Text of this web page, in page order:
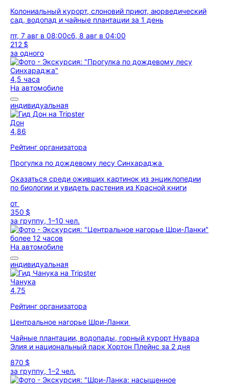
Колониальный курорт, слоновий приют, аюрведический
сад, водопад и чайные плантации за 1 день
пт, 7 авг в 08:00сб, 8 авг в 04:00
212 $
за одного
4,5 часа
На автомобиле
индивидуальная
Дон
4,86
Рейтинг организатора
Прогулка по дождевому лесу Синхараджа
Оказаться среди оживших картинок из энциклопедии
по биологии и увидеть растения из Красной книги
от
350 $
за группу, 1–10 чел.
более 12 часов
На автомобиле
индивидуальная
Чанука
4,75
Рейтинг организатора
Центральное нагорье Шри-Ланки
Чайные плантации, водопады, горный курорт Нувара
Элия и национальный парк Хортон Плейнс за 2 дня
870 $
за группу, 1–2 чел.